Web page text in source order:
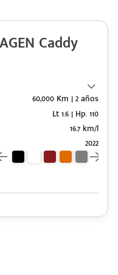
Caddy
60,000 Km | 2 años
Lt 1.6 | Hp. 110
16.7 km/l
2022